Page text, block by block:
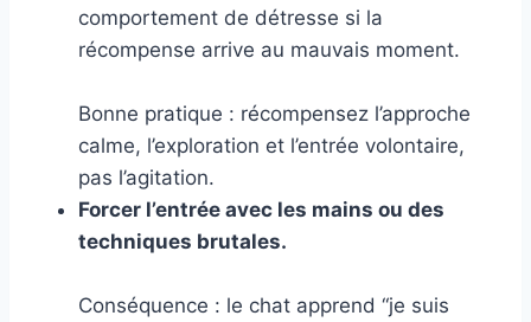
comportement de détresse si la
récompense arrive au mauvais moment.
Bonne pratique : récompensez l’approche
calme, l’exploration et l’entrée volontaire,
pas l’agitation.
Forcer l’entrée avec les mains ou des
techniques brutales.
Conséquence : le chat apprend “je suis